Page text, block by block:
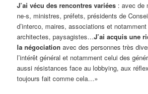
J’ai vécu des rencontres variées : avec de
ne-s, ministres, préfets, présidents de
d’interco, maires, associations et
architectes, paysagistes…J’ai acquis une
la négociation avec des personnes très
l’intérêt général et notamment celui des
aussi résistances face au lobbying, aux
toujours fait comme cela…»